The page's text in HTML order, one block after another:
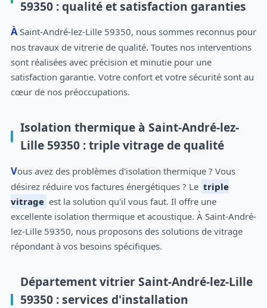
59350 : qualité et satisfaction garanties
À Saint-André-lez-Lille 59350, nous sommes reconnus pour
nos travaux de vitrerie de qualité. Toutes nos interventions
sont réalisées avec précision et minutie pour une
satisfaction garantie. Votre confort et votre sécurité sont au
cœur de nos préoccupations.
Isolation thermique à Saint-André-lez-
Lille 59350 : triple vitrage de qualité
Vous avez des problèmes d'isolation thermique ? Vous
désirez réduire vos factures énergétiques ? Le triple
vitrage est la solution qu'il vous faut. Il offre une
excellente isolation thermique et acoustique. À Saint-André-
lez-Lille 59350, nous proposons des solutions de vitrage
répondant à vos besoins spécifiques.
Département vitrier Saint-André-lez-Lille
59350 : services d'installation